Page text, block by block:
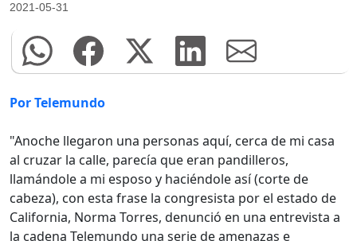
2021-05-31
Por Telemundo
"Anoche llegaron una personas aquí, cerca de mi casa
al cruzar la calle, parecía que eran pandilleros,
llamándole a mi esposo y haciéndole así (corte de
cabeza), con esta frase la congresista por el estado de
California, Norma Torres, denunció en una entrevista a
la cadena Telemundo una serie de amenazas e